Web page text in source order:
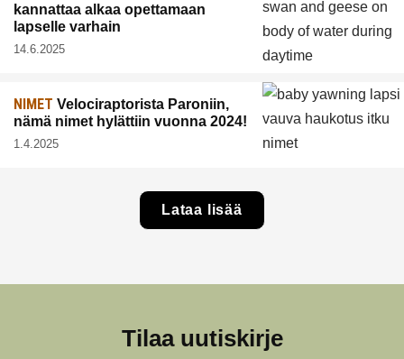
kannattaa alkaa opettamaan
lapselle varhain
14.6.2025
NIMET Velociraptorista Paroniin,
nämä nimet hylättiin vuonna 2024!
1.4.2025
Lataa lisää
Tilaa uutiskirje